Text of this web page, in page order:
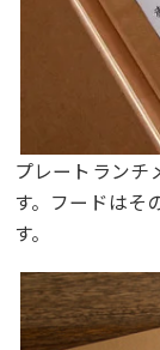
プレートランチ
す。フードはそ
す。